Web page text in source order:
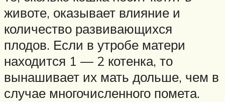
животе, оказывает влияние и
количество развивающихся
плодов. Если в утробе матери
находится 1 — 2 котенка, то
вынашивает их мать дольше, чем в
случае многочисленного помета.